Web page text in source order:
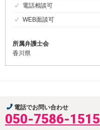
電話相談可
WEB面談可
所属弁護士会
香川県
電話でお問い合わせ
050-7586-1515